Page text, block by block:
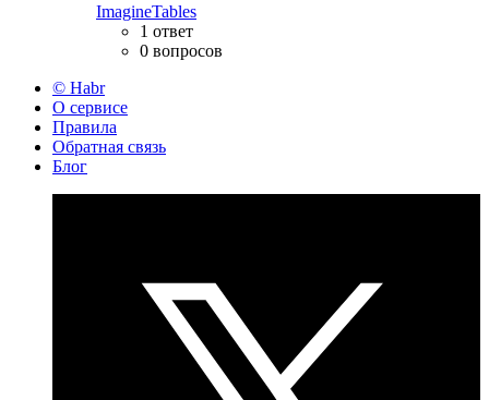
ImagineTables
1 ответ
0 вопросов
© Habr
О сервисе
Правила
Обратная связь
Блог